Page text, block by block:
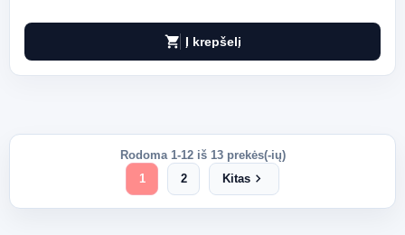
shopping_cart Į krepšelį
Rodoma 1-12 iš 13 prekės(-ių)
1
2 Kitas chevron_right